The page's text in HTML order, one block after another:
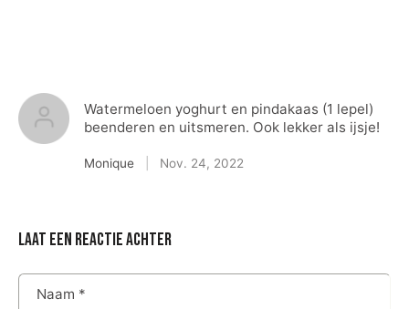
Watermeloen yoghurt en pindakaas (1 lepel)
beenderen en uitsmeren. Ook lekker als ijsje!
Monique Nov. 24, 2022
laat een reactie achter
Naam *